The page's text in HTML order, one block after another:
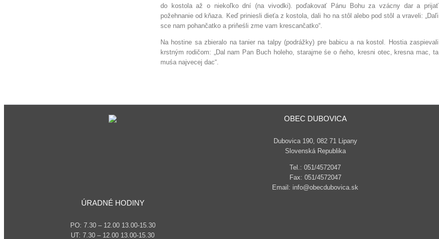
do kostola až o niekoľko dní (na vivodki). poďakovať Pánu Bohu za vzácny dar a prijať
požehnanie od kňaza. Keď priniesli dieťa z kostola, dali ho na stôl alebo pod stôl a vraveli: „Daľi
sce nam pohančatko a priňeśli zme vam krescančatko“.
Na hostine sa zbieralo na tanier na talpy (podrážky) pre babicu a na kostol. Hostia zaspievali
krstným rodičom: „Dal nam Pan Buch holeho, starajme śe o ňeho, kresni otec, kresna mac, ta
muśa najvecej dac“.
OBEC DUBOVICA
Dubovica 190, 082 71 Lipany
Slovenská Republika
Tel.: 051/4572047
Fax: 051/4572047
Email: info@obecdubovica.sk
ÚRADNÉ HODINY
PO: 7.30 – 12.00 13.00-15.30
UT: 7.30 – 12.00 13.00-15.30